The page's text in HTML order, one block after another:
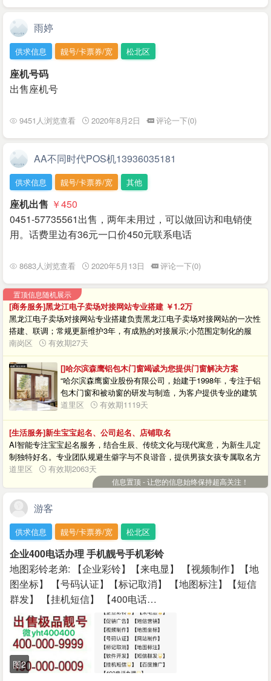
雨婷
供求信息 靓号/卡票券/宽 松北区
座机号码
出售座机号
9451人浏览查看 2020年8月2日 评论一下(0)
AA不同时代POS机13936035181
供求信息 靓号/卡票券/宽 其他
座机出售 ￥450
0451-57735561出售，两年未用过，可以做回访和电销使
用。话费里边有36元一口价450元联系电话
8683人浏览查看 2020年5月13日 评论一下(0)
置顶信息随机展示
[商务服务]黑龙江电子卖场对接网站专业搭建 ￥1.2万
黑龙江电子卖场对接网站专业搭建负责黑龙江电子卖场对接网站的一次性
搭建、联调；常规更新维护3年，有成熟的对接展示;小范围定制化的服
务，让您感受到不同于市场上的大众化的服务水平。15年网站建设经验，
欢迎来电咨询。
南岗区 有效期27天
[]哈尔滨森鹰铝包木门窗竭诚为您提供门窗解决方案
“哈尔滨森鹰窗业股份有限公司，始建于1998年，专注于铝
包木门窗和被动窗的研发与制造，为客户提供专业的建筑
外窗、阳光房、幕墙、入户门的系统配套方案。在极端气
验极美生活，极限降耗的室内环境。提供质优价廉的铝包
木窗产品，说在哈尔滨信息网上看到拨打电话享受优惠政
策！
道里区 有效期1119天
[生活服务]新生宝宝起名、公司起名、店铺取名
AI智能专注宝宝起名服务，结合生辰、传统文化与现代寓意，为新生儿定
制独特好名。专业团队规避生僻字与不良谐音，提供男孩女孩专属取名方
案，让名字承载美好期望。 入口：点此进入起名
道里区 有效期2063天
信息置顶 - 让您的信息始终保持超高关注！
游客
供求信息 靓号/卡票券/宽 松北区
企业400电话办理 手机靓号手机彩铃
地图彩铃老弟: 【企业彩铃】【来电显】 【视频制作】【地
图坐标】 【号码认证】【标记取消】 【地图标注】【短信
群发】 【挂机短信】 【400电话…
图2